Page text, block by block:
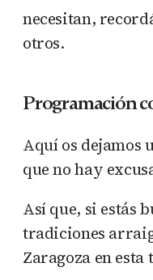
necesitan,
otros.
Programación
Aquí os dejamos
que no hay
Así que, si estás
tradiciones
Zaragoza en